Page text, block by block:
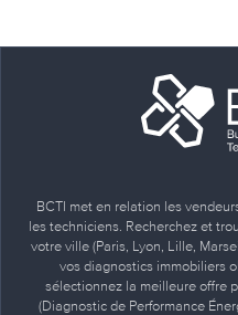
BCTI met en relation les
les techniciens. Recherchez et
votre ville (Paris, Lyon, Lille,
vos diagnostics immobiliers
sélectionnez la meilleure offre
(Diagnostic de Performance